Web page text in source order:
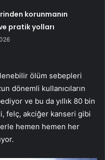
korunmanın
pratik yolları
ölüm sebepleri
dönemli kullanıcıların
ve bu da yıllık 80 bin
felç, akciğer kanseri gibi
hemen hemen her